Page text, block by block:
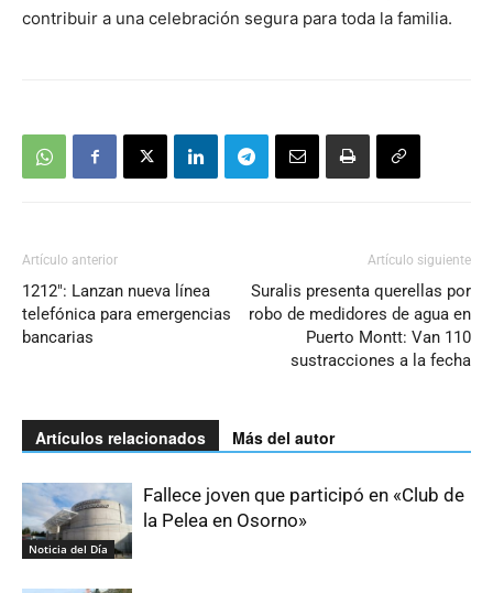
contribuir a una celebración segura para toda la familia.
Artículo anterior
1212″: Lanzan nueva línea
telefónica para emergencias
bancarias
Artículo siguiente
Suralis presenta querellas por
robo de medidores de agua en
Puerto Montt: Van 110
sustracciones a la fecha
Artículos relacionados Más del autor
Noticia del Día
Fallece joven que participó en «Club de
la Pelea en Osorno»